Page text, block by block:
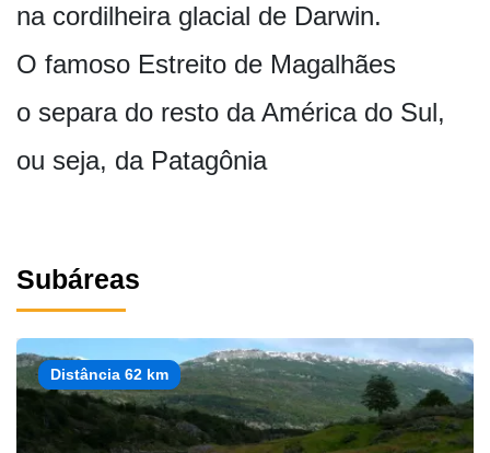
na cordilheira glacial de Darwin.
O famoso Estreito de Magalhães
o separa do resto da América do Sul,
ou seja, da Patagônia
Subáreas
Distância 62 km